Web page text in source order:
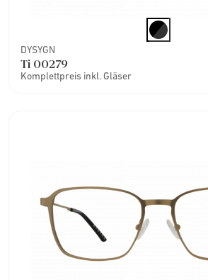
DYSYGN
Ti 00279
Komplettpreis inkl. Gläser